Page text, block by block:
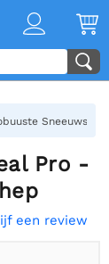
Pro -
een review